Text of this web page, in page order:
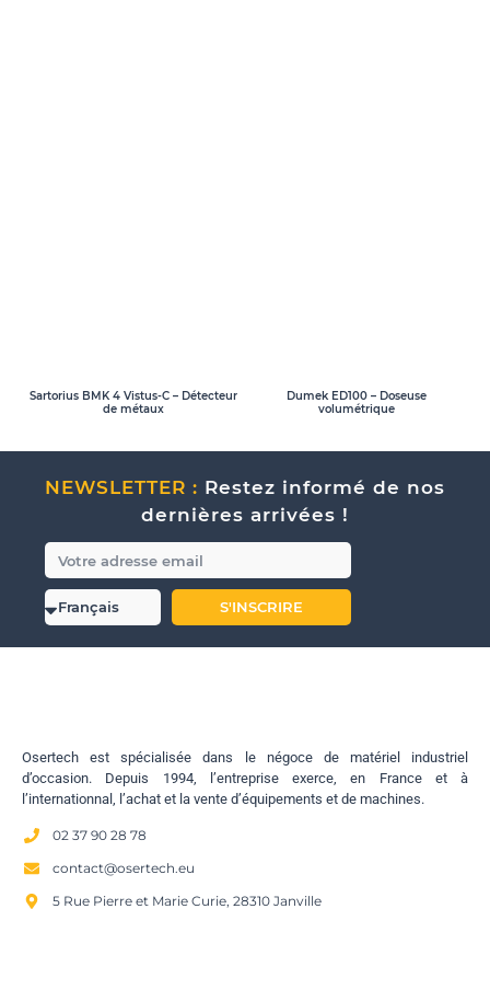
Sartorius BMK 4 Vistus-C – Détecteur
de métaux
Dumek ED100 – Doseuse
volumétrique
NEWSLETTER : Restez informé de nos
dernières arrivées !
S'INSCRIRE
Osertech est spécialisée dans le négoce de matériel industriel
d’occasion. Depuis 1994, l’entreprise exerce, en France et à
l’internationnal, l’achat et la vente d’équipements et de machines.
02 37 90 28 78
contact@osertech.eu
5 Rue Pierre et Marie Curie, 28310 Janville